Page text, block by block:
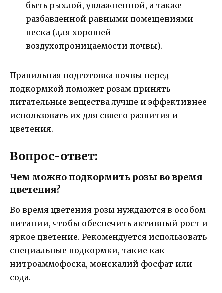
быть рыхлой, увлажненной, а также
разбавленной равными помещениями
песка (для хорошей
воздухопроницаемости почвы).
Правильная подготовка почвы перед
подкормкой поможет розам принять
питательные вещества лучше и эффективнее
использовать их для своего развития и
цветения.
Вопрос-ответ:
Чем можно подкормить розы во время
цветения?
Во время цветения розы нуждаются в особом
питании, чтобы обеспечить активный рост и
яркое цветение. Рекомендуется использовать
специальные подкормки, такие как
нитроаммофоска, монокалий фосфат или
сода.